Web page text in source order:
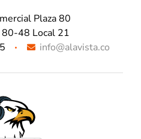
Plaza 80
80-48 Local 21
info@alavista.co